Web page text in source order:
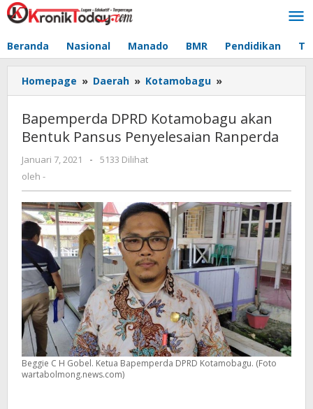
Lewati
ke
Beranda Nasional Manado BMR Pendidikan
Homepage » Daerah » Kotamobagu »
DPRD
Kotamobagu
akan
Bentuk
Bapemperda DPRD Kotamobagu akan
Bentuk Pansus Penyelesaian Ranperda
Januari 7, 2021
oleh
-
5133 Dilihat
oleh -
Beggie C H Gobel. Ketua Bapemperda DPRD Kotamobagu. (Foto
wartabolmong.news.com)